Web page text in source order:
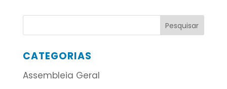
CATEGORIAS
Assembleia Geral